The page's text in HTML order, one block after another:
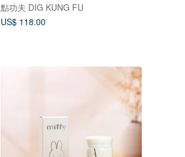
點功夫 DIG KUNG FU
US$ 118.00